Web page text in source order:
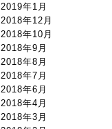
2019年1月
2018年12月
2018年10月
2018年9月
2018年8月
2018年7月
2018年6月
2018年4月
2018年3月